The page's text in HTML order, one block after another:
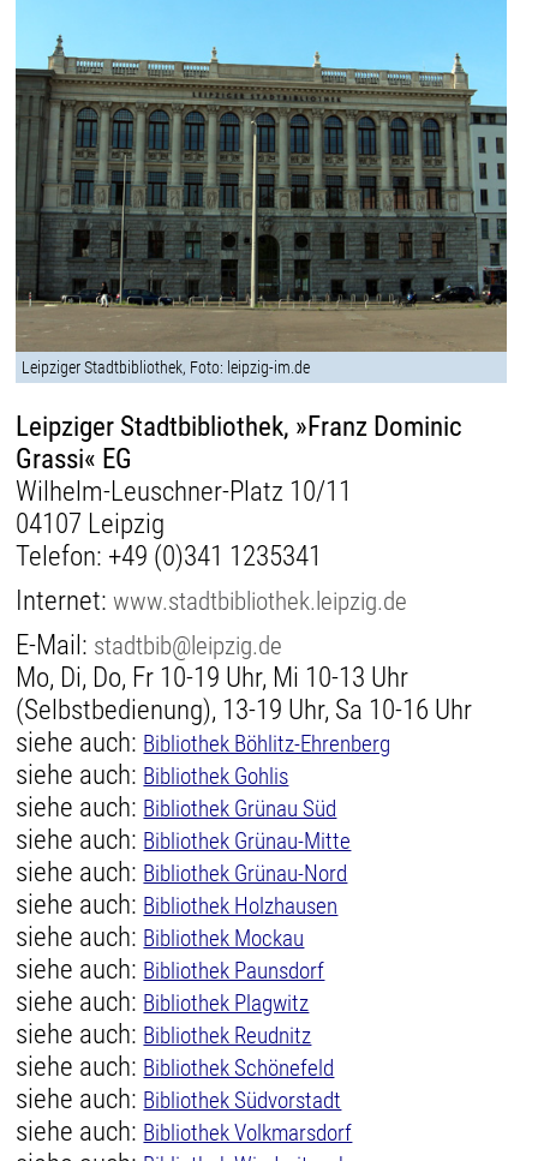
Leipziger Stadtbibliothek, Foto: leipzig-im.de
Leipziger Stadtbibliothek, »Franz Dominic
Grassi« EG
Wilhelm-Leuschner-Platz 10/11
04107 Leipzig
Telefon: +49 (0)341 1235341
Internet:www.stadtbibliothek.leipzig.de
E-Mail: stadtbib@leipzig.de
Mo, Di, Do, Fr 10-19 Uhr, Mi 10-13 Uhr
(Selbstbedienung), 13-19 Uhr, Sa 10-16 Uhr
siehe auch: Bibliothek Böhlitz-Ehrenberg
siehe auch: Bibliothek Gohlis
siehe auch: Bibliothek Grünau Süd
siehe auch: Bibliothek Grünau-Mitte
siehe auch: Bibliothek Grünau-Nord
siehe auch: Bibliothek Holzhausen
siehe auch: Bibliothek Mockau
siehe auch: Bibliothek Paunsdorf
siehe auch: Bibliothek Plagwitz
siehe auch: Bibliothek Reudnitz
siehe auch: Bibliothek Schönefeld
siehe auch: Bibliothek Südvorstadt
siehe auch: Bibliothek Volkmarsdorf